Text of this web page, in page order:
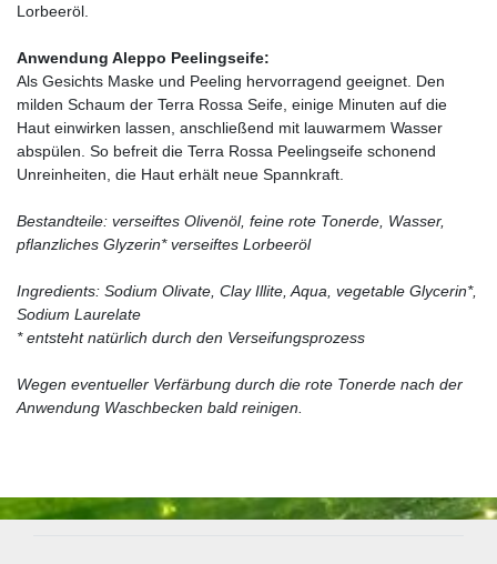
Lorbeeröl.
Anwendung Aleppo Peelingseife:
Als Gesichts Maske und Peeling hervorragend geeignet. Den
milden Schaum der Terra Rossa Seife, einige Minuten auf die
Haut einwirken lassen, anschließend mit lauwarmem Wasser
abspülen. So befreit die Terra Rossa Peelingseife schonend
Unreinheiten, die Haut erhält neue Spannkraft.
Bestandteile: verseiftes Olivenöl, feine rote Tonerde, Wasser,
pflanzliches Glyzerin* verseiftes Lorbeeröl
Ingredients: Sodium Olivate, Clay Illite, Aqua, vegetable Glycerin*,
Sodium Laurelate
* entsteht natürlich durch den Verseifungsprozess
Wegen eventueller Verfärbung durch die rote Tonerde nach der
Anwendung Waschbecken bald reinigen.